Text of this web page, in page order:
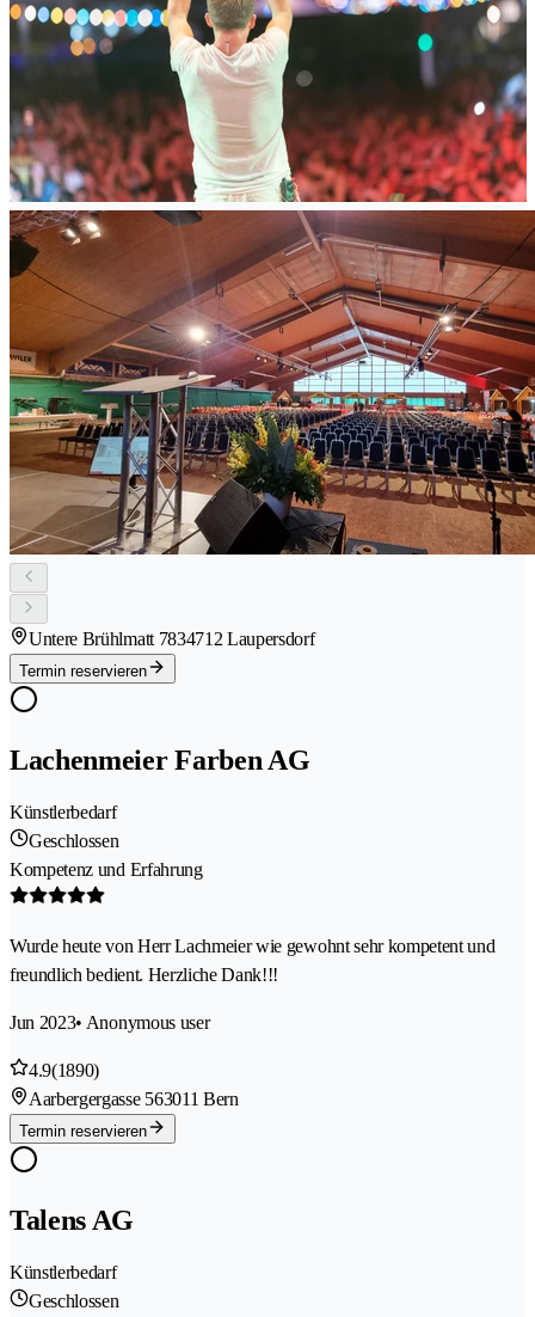
Untere Brühlmatt 7834712 Laupersdorf
Termin reservieren
Lachenmeier Farben AG
Künstlerbedarf
Geschlossen
Kompetenz und Erfahrung
Wurde heute von Herr Lachmeier wie gewohnt sehr kompetent und
freundlich bedient. Herzliche Dank!!!
Jun 2023• Anonymous user
4.9(1890)
Aarbergergasse 563011 Bern
Termin reservieren
Talens AG
Künstlerbedarf
Geschlossen